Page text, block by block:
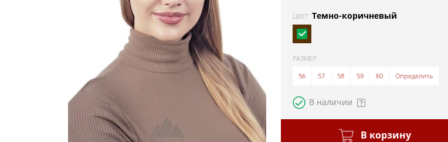
ЦВЕТ: Темно-коричневый
РАЗМЕР:
56
57 58 59 60 Определить
В наличии
В корзину